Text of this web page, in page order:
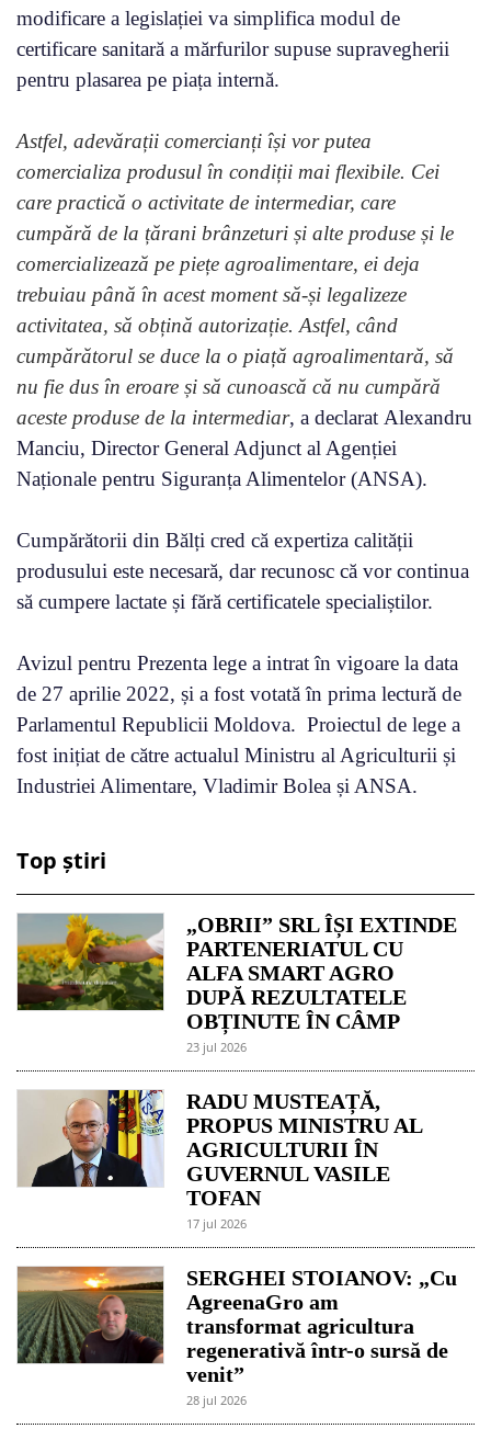
modificare a legislației va simplifica modul de
certificare sanitară a mărfurilor supuse supravegherii
pentru plasarea pe piața internă.
Astfel, adevărații comercianți își vor putea
comercializa produsul în condiții mai flexibile. Cei
care practică o activitate de intermediar, care
cumpără de la țărani brânzeturi și alte produse și le
comercializează pe piețe agroalimentare, ei deja
trebuiau până în acest moment să-și legalizeze
activitatea, să obțină autorizație. Astfel, când
cumpărătorul se duce la o piață agroalimentară, să
nu fie dus în eroare și să cunoască că nu cumpără
aceste produse de la intermediar, a declarat Alexandru
Manciu, Director General Adjunct al Agenției
Naționale pentru Siguranța Alimentelor (ANSA).
Cumpărătorii din Bălți cred că expertiza calității
produsului este necesară, dar recunosc că vor continua
să cumpere lactate și fără certificatele specialiștilor.
Avizul pentru Prezenta lege a intrat în vigoare la data
de 27 aprilie 2022, și a fost votată în prima lectură de
Parlamentul Republicii Moldova. Proiectul de lege a
fost inițiat de către actualul Ministru al Agriculturii și
Industriei Alimentare, Vladimir Bolea și ANSA.
Top știri
„OBRII” SRL ÎȘI EXTINDE
PARTENERIATUL CU
ALFA SMART AGRO
DUPĂ REZULTATELE
OBȚINUTE ÎN CÂMP
23 jul 2026
RADU MUSTEAȚĂ,
PROPUS MINISTRU AL
AGRICULTURII ÎN
GUVERNUL VASILE
TOFAN
17 jul 2026
SERGHEI STOIANOV: „Cu
AgreenaGro am
transformat agricultura
regenerativă într-o sursă de
venit”
28 jul 2026